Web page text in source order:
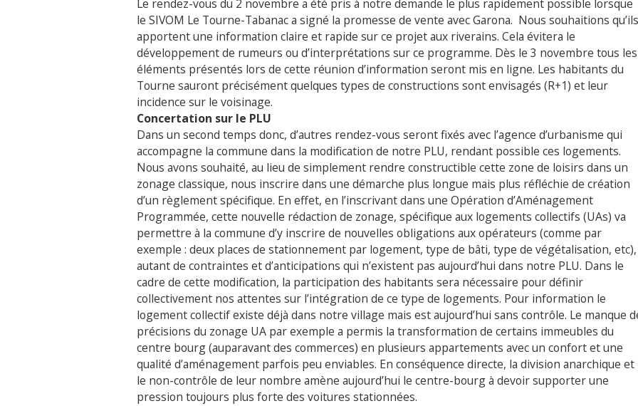
Le rendez-vous du 2 novembre a été pris à notre demande le plus rapidement possible lorsque
le SIVOM Le Tourne-Tabanac a signé la promesse de vente avec Garona. Nous souhaitions qu’ils
apportent une information claire et rapide sur ce projet aux riverains. Cela évitera le
développement de rumeurs ou d’interprétations sur ce programme. Dès le 3 novembre tous les
éléments présentés lors de cette réunion d’information seront mis en ligne. Les habitants du
Tourne sauront précisément quelques types de constructions sont envisagés (R+1) et leur
incidence sur le voisinage.
Concertation sur le PLU
Dans un second temps donc, d’autres rendez-vous seront fixés avec l’agence d’urbanisme qui
accompagne la commune dans la modification de notre PLU, rendant possible ces logements.
Nous avons souhaité, au lieu de simplement rendre constructible cette zone de loisirs dans un
zonage classique, nous inscrire dans une démarche plus longue mais plus réfléchie de création
d’un règlement spécifique. En effet, en l’inscrivant dans une Opération d’Aménagement
Programmée, cette nouvelle rédaction de zonage, spécifique aux logements collectifs (UAs) va
permettre à la commune d’y inscrire de nouvelles obligations aux opérateurs (comme par
exemple : deux places de stationnement par logement, type de bâti, type de végétalisation, etc),
autant de contraintes et d’anticipations qui n’existent pas aujourd’hui dans notre PLU. Dans le
cadre de cette modification, la participation des habitants sera nécessaire pour définir
collectivement nos attentes sur l’intégration de ce type de logements. Pour information le
logement collectif existe déjà dans notre village mais est aujourd’hui sans contrôle. Le manque
précisions du zonage UA par exemple a permis la transformation de certains immeubles du
centre bourg (auparavant des commerces) en plusieurs appartements avec un confort et une
qualité d’aménagement parfois peu enviables. En conséquence directe, la division anarchique et
le non-contrôle de leur nombre amène aujourd’hui le centre-bourg à devoir supporter une
pression toujours plus forte des voitures stationnées.